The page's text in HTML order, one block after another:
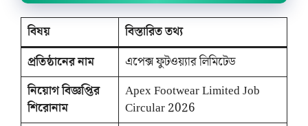
বিষয়
বিস্তারিত তথ্য
প্রতিষ্ঠানের নাম
এপেক্স ফুটওয়্যার লিমিটেড
নিয়োগ বিজ্ঞপ্তির
শিরোনাম
Apex Footwear Limited Job
Circular 2026